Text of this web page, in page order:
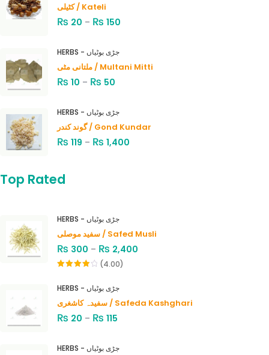
کٹیلی / Kateli
₨ 20 – ₨ 150
HERBS - جڑی بوٹیاں
ملتانی مٹی / Multani Mitti
₨ 10 – ₨ 50
HERBS - جڑی بوٹیاں
گوند کندر / Gond Kundar
₨ 119 – ₨ 1,400
Top Rated
HERBS - جڑی بوٹیاں
سفید موصلی / Safed Musli
₨ 300 – ₨ 2,400
of 5
(4.00)
HERBS - جڑی بوٹیاں
سفیدہ کاشغری / Safeda Kashghari
₨ 20 – ₨ 115
HERBS - جڑی بوٹیاں